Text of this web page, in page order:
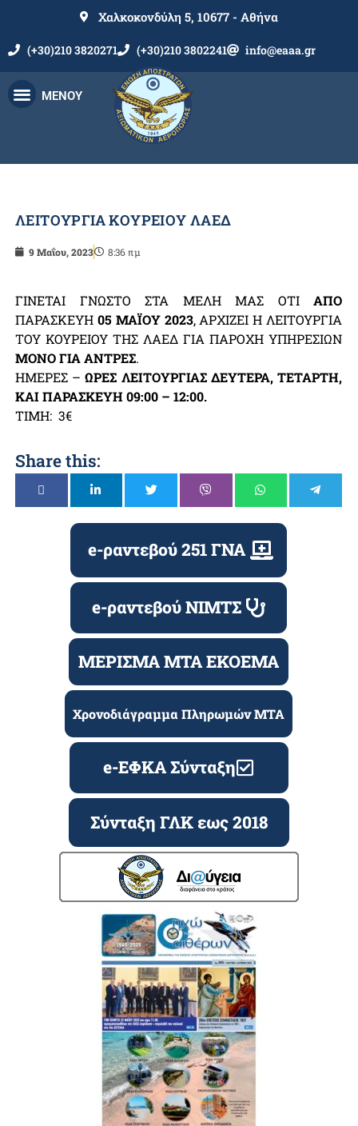
Χαλκοκονδύλη 5, 10677 - Αθήνα
(+30)210 3820271 (+30)210 3802241 info@eaaa.gr
ΜΕΝΟΥ
ΛΕΙΤΟΥΡΓΙΑ ΚΟΥΡΕΙΟΥ ΛΑΕΔ
9 Μαΐου, 2023 8:36 πμ
ΓΙΝΕΤΑΙ ΓΝΩΣΤΟ ΣΤΑ ΜΕΛΗ ΜΑΣ ΟΤΙ ΑΠΟ
ΠΑΡΑΣΚΕΥΗ 05 ΜΑΪΟΥ 2023, ΑΡΧΙΖΕΙ Η ΛΕΙΤΟΥΡΓΙΑ
ΤΟΥ ΚΟΥΡΕΙΟΥ ΤΗΣ ΛΑΕΔ ΓΙΑ ΠΑΡΟΧΗ ΥΠΗΡΕΣΙΩΝ
ΜΟΝΟ ΓΙΑ ΑΝΤΡΕΣ.
ΗΜΕΡΕΣ –ΩΡΕΣ ΛΕΙΤΟΥΡΓΙΑΣ ΔΕΥΤΕΡΑ, ΤΕΤΑΡΤΗ,
ΚΑΙ ΠΑΡΑΣΚΕΥΗ 09:00 – 12:00.
ΤΙΜΗ: 3€
Share this:
e-ραντεβού 251 ΓΝΑ
e-ραντεβού ΝΙΜΤΣ
ΜΕΡΙΣΜΑ ΜΤΑ ΕΚΟΕΜΑ
Χρονοδιάγραμμα Πληρωμών ΜΤΑ
e-ΕΦΚΑ Σύνταξη
Σύνταξη ΓΛΚ εως 2018